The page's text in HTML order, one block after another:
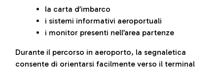
la carta d’imbarco
i sistemi informativi aeroportuali
i monitor presenti nell’area partenze
Durante il percorso in aeroporto, la segnaletica
consente di orientarsi facilmente verso il terminal